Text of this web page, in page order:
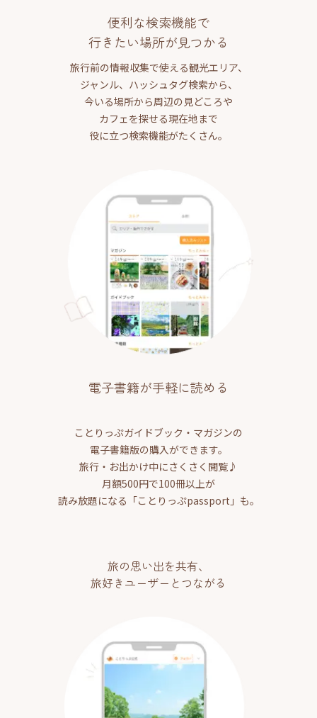
便利な検索機能で
行きたい場所が見つかる
旅行前の情報収集で使える観光エリア、
ジャンル、ハッシュタグ検索から、
今いる場所から周辺の見どころや
カフェを探せる現在地まで
役に立つ検索機能がたくさん。
電子書籍が手軽に読める
ことりっぷガイドブック・マガジンの
電子書籍版の購入ができます。
旅行・お出かけ中にさくさく閲覧♪
月額500円で100冊以上が
読み放題になる「ことりっぷpassport」も。
旅の思い出を共有、
旅好きユーザーとつながる